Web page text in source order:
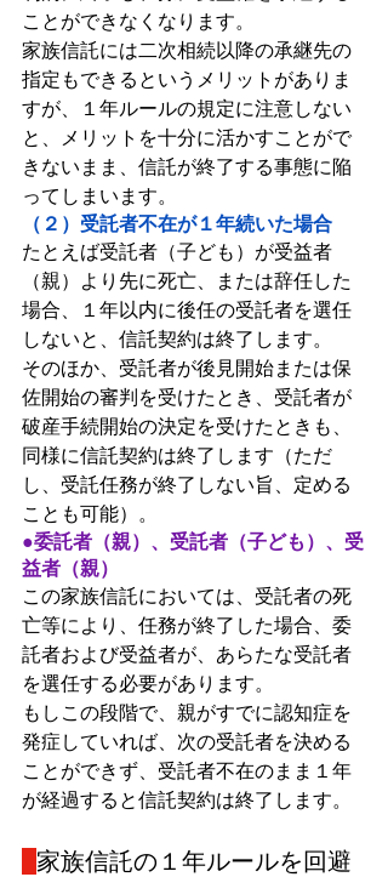
ことができなくなります。
家族信託には二次相続以降の承継先の
指定もできるというメリットがありま
すが、１年ルールの規定に注意しない
と、メリットを十分に活かすことがで
きないまま、信託が終了する事態に陥
ってしまいます。
（２）受託者不在が１年続いた場合
たとえば受託者（子ども）が受益者
（親）より先に死亡、または辞任した
場合、１年以内に後任の受託者を選任
しないと、信託契約は終了します。
そのほか、受託者が後見開始または保
佐開始の審判を受けたとき、受託者が
破産手続開始の決定を受けたときも、
同様に信託契約は終了します（ただ
し、受託任務が終了しない旨、定める
ことも可能）。
●委託者（親）、受託者（子ども）、受
益者（親）
この家族信託においては、受託者の死
亡等により、任務が終了した場合、委
託者および受益者が、あらたな受託者
を選任する必要があります。
もしこの段階で、親がすでに認知症を
発症していれば、次の受託者を決める
ことができず、受託者不在のまま１年
が経過すると信託契約は終了します。
家族信託の１年ルールを回避